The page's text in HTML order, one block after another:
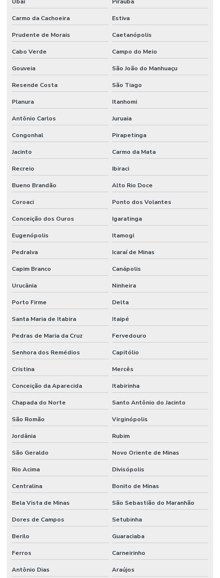
Carmo da Cachoeira Estiva
Prudente de Morais Caetanópolis
Cabo Verde Campo do Meio
Gouveia São João do Manhuaçu
Resende Costa São Tiago
Planura Itanhomi
Antônio Carlos Juruaia
Congonhal Pirapetinga
Jacinto Carmo da Mata
Recreio Ibiraci
Bueno Brandão Alto Rio Doce
Coroaci Ponto dos Volantes
Conceição dos Ouros Igaratinga
Eugenópolis Itamogi
Pedralva Icaraí de Minas
Capim Branco Canápolis
Urucânia Ninheira
Porto Firme Delta
Santa Maria de Itabira Itaipé
Pedras de Maria da Cruz Fervedouro
Senhora dos Remédios Capitólio
Cristina Mercês
Conceição da Aparecida Itabirinha
Chapada do Norte Santo Antônio do Jacinto
São Romão Virginópolis
Jordânia Rubim
São Geraldo Novo Oriente de Minas
Rio Acima Divisópolis
Centralina Bonito de Minas
Bela Vista de Minas São Sebastião do Maranhão
Dores de Campos Setubinha
Berilo Guaraciaba
Ferros Carneirinho
Antônio Dias Araújos